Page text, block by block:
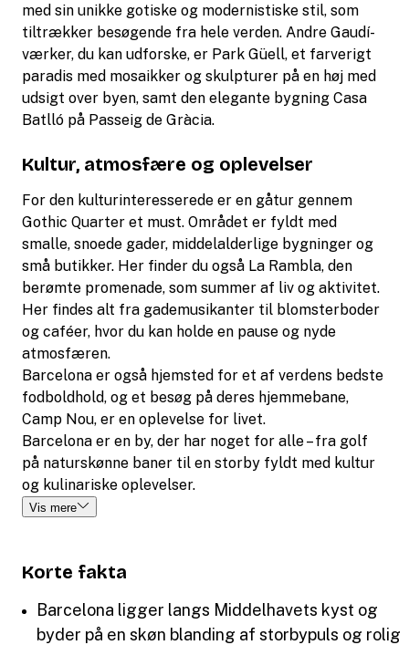
med sin unikke gotiske og modernistiske stil, som
tiltrækker besøgende fra hele verden. Andre Gaudí-
værker, du kan udforske, er Park Güell, et farverigt
paradis med mosaikker og skulpturer på en høj med
udsigt over byen, samt den elegante bygning Casa
Batlló på Passeig de Gràcia.
Kultur, atmosfære og oplevelser
For den kulturinteresserede er en gåtur gennem
Gothic Quarter et must. Området er fyldt med
smalle, snoede gader, middelalderlige bygninger og
små butikker. Her finder du også La Rambla, den
berømte promenade, som summer af liv og aktivitet.
Her findes alt fra gademusikanter til blomsterboder
og caféer, hvor du kan holde en pause og nyde
atmosfæren.
Barcelona er også hjemsted for et af verdens bedste
fodboldhold, og et besøg på deres hjemmebane,
Camp Nou, er en oplevelse for livet.
Barcelona er en by, der har noget for alle – fra golf
på naturskønne baner til en storby fyldt med kultur
og kulinariske oplevelser.
Vis mere
Korte fakta
Barcelona ligger langs Middelhavets kyst og
byder på en skøn blanding af storbypuls og rolig